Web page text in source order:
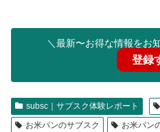
＼最新〜お得な情報をお
登録
subsc｜サブスク体験レポート
お米パンのサブスク
お米パン